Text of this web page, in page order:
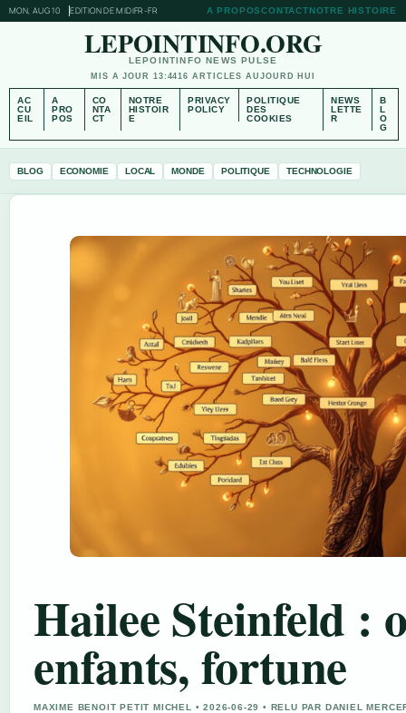
MON, AUG 10 EDITION DE MIDIFR-FR A PROPOSCONTACTNOTRE HISTOIRE
LEPOINTINFO.ORG
LEPOINTINFO NEWS PULSE
MIS A JOUR 13:4416 ARTICLES AUJOURD HUI
AC
CU
EIL
A
PRO
POS
CO
NTA
CT
NOTRE
HISTOIR
E
PRIVACY
POLICY
POLITIQUE
DES
COOKIES
NEWS
LETTE
R
B
L
O
G
BLOG ECONOMIE LOCAL MONDE POLITIQUE TECHNOLOGIE
Hailee Steinfeld :
enfants, fortune
MAXIME BENOIT PETIT MICHEL • 2026-06-29 • RELU PAR DANIEL